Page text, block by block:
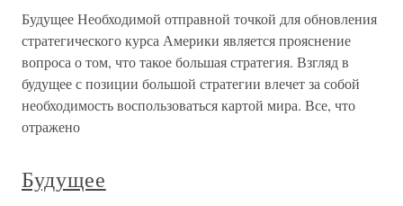
Будущее Необходимой отправной точкой для обновления
стратегического курса Америки является прояснение
вопроса о том, что такое большая стратегия. Взгляд в
будущее с позиции большой стратегии влечет за собой
необходимость воспользоваться картой мира. Все, что
отражено
Будущее